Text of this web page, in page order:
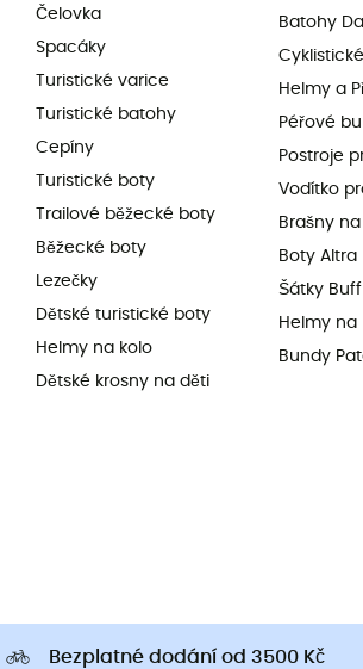
Čelovka
Spacáky
Turistické varice
Turistické batohy
Cepíny
Turistické boty
Trailové běžecké boty
Běžecké boty
Lezečky
Dětské turistické boty
Helmy na kolo
Dětské krosny na děti
Batohy
Helmy a
Péřové
Postroje
Vodítko
Brašny
Boty Altra
Šátky Buff
Helmy na
Bundy
Bezplatné dodání od 3500 Kč